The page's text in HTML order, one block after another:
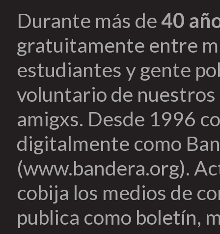
Durante más de40
gratuitamente entre
estudiantes y gente
voluntario de
amigxs. Desde 1996
digitalmente como
(www.bandera.org).
cobija los medios de
publica como boletín,